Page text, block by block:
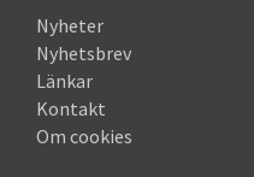
Nyheter
Nyhetsbrev
Länkar
Kontakt
Om cookies